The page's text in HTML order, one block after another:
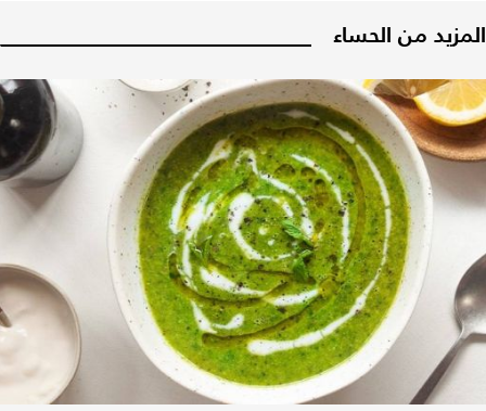
المزيد من الحساء